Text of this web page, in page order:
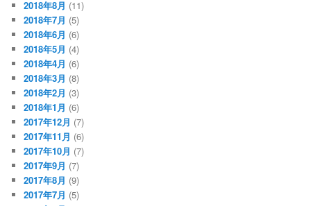
2018年8月 (11)
2018年7月 (5)
2018年6月 (6)
2018年5月 (4)
2018年4月 (6)
2018年3月 (8)
2018年2月 (3)
2018年1月 (6)
2017年12月 (7)
2017年11月 (6)
2017年10月 (7)
2017年9月 (7)
2017年8月 (9)
2017年7月 (5)